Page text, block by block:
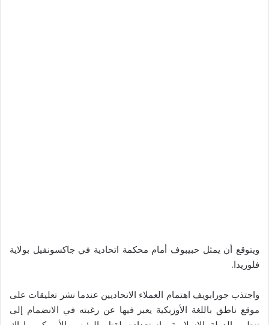
ويتوقع أن يمثل حبيبوف أمام محكمة اتحادية في جاكسونفيل بولاية
فلوريدا.
واجتذب جورابويف اهتمام العملاء الاتحاديين عندما نشر تعليقات على
موقع ناطق باللغة الأوزبكية يعبر فيها عن رغبته في الانضمام إلى